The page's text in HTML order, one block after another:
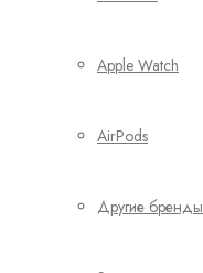
Apple Watch
AirPods
Другие бренды